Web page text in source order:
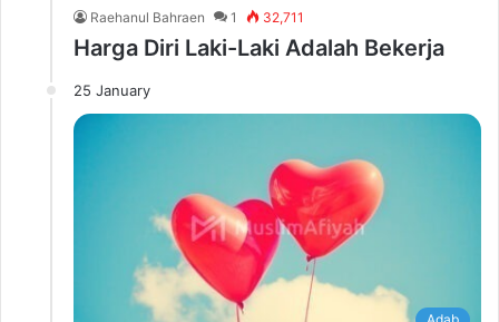
Raehanul Bahraen 1 32,711
Harga Diri Laki-Laki Adalah Bekerja
25 January